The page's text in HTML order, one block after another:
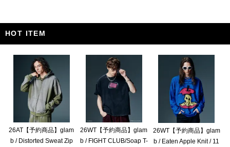
HOT ITEM
26AT【予約商品】glam
b / Distorted Sweat Zip
26WT【予約商品】glam
b / FIGHT CLUB/Soap T-
26WT【予約商品】glam
b / Eaten Apple Knit / 11